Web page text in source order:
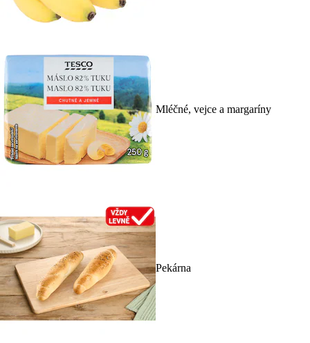
Mléčné, vejce a margaríny
Pekárna